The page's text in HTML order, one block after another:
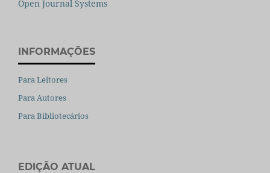
Open Journal Systems
INFORMAÇÕES
Para Leitores
Para Autores
Para Bibliotecários
EDIÇÃO ATUAL